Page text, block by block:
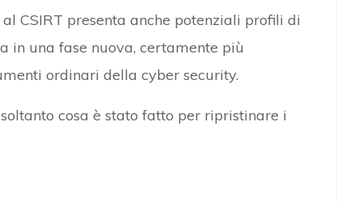
CSIRT presenta anche potenziali profili di
in una fase nuova, certamente più
ordinari della cyber security.
cosa è stato fatto per ripristinare i